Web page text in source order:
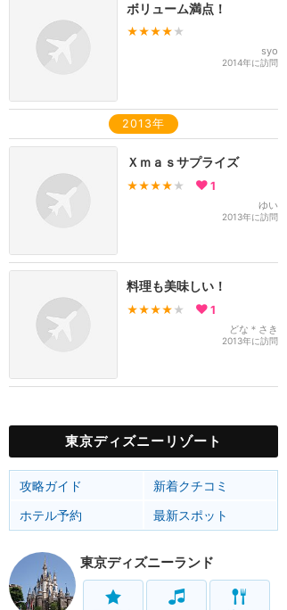
ボリューム満点！
★★★★ ★
syo
2014年に訪問
2013年
Ｘｍａｓサプライズ
★★★★ ★ 1
ゆい
2013年に訪問
料理も美味しい！
★★★★ ★ 1
どな＊さき
2013年に訪問
東京ディズニーリゾート
攻略ガイド
新着クチコミ
ホテル予約
最新スポット
東京ディズニーランド